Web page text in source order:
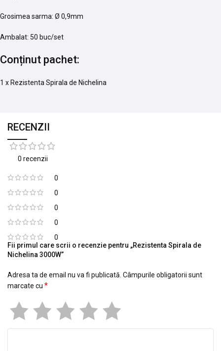
Grosimea sarma: Ø 0,9mm
Ambalat: 50 buc/set
Conținut pachet:
1 x Rezistenta Spirala de Nichelina
RECENZII
0 recenzii
0
0
0
0
0
Fii primul care scrii o recenzie pentru „Rezistenta Spirala de
Nichelina 3000W”
Adresa ta de email nu va fi publicată. Câmpurile obligatorii sunt
marcate cu *